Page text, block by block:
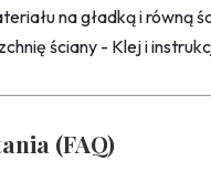
na gładką i równą
ściany - Klej i
(FAQ)